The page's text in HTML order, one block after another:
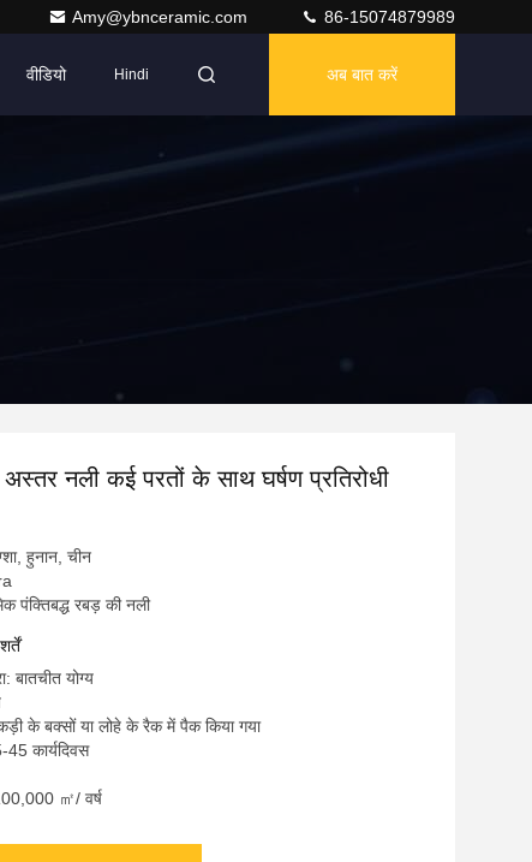
Amy@ybnceramic.com 86-15074879989
वीडियो Hindi अब बात करें
नली कई परतों के साथ घर्षण प्रतिरोधी
हुनान, चीन
पंक्तिबद्ध रबड़ की नली
बातचीत योग्य
के बक्सों या लोहे के रैक में पैक किया गया
कार्यदिवस
㎡/ वर्ष